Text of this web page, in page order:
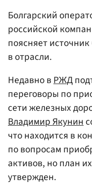
Болгарский
российской
поясняет источник
в отрасли.
Недавно вРЖД
переговоры по
сети железных
Владимир Якунин
что находится в
по вопросам
активов, но план
утвержден.